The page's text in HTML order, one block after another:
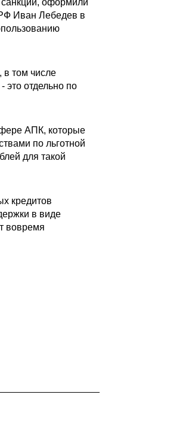
оформили
Иван Лебедев в
в том числе
это отдельно по
АПК, которые
по льготной
для такой
кредитов
в виде
вовремя